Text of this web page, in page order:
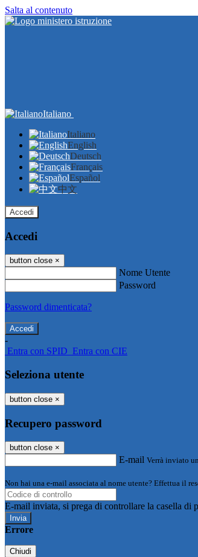
Salta al contenuto
Italiano
Italiano
English
Deutsch
Français
Español
中文
Accedi
Accedi
button close ×
Nome Utente
Password
Password dimenticata?
-
Entra con SPID Entra con CIE
Seleziona utente
button close ×
Recupero password
button close ×
E-mail Verrà inviato
Non hai una e-mail associata al nome utente? Effettua il
E-mail inviata, si prega di controllare la casella di
Errore
Chiudi